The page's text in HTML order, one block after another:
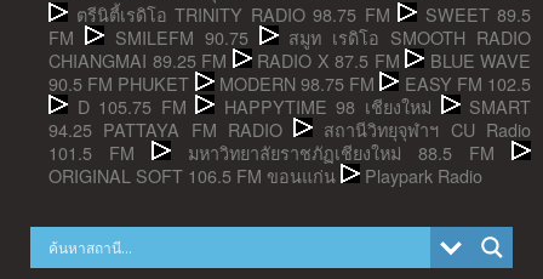
ตรีนิตี้เรดิโอ TRINITY RADIO 98.75 FM
SWEET 89.5
FM
SMILEFM 90.75
สมูท เรดิโอ SMOOTH RADIO
CHIANGMAI 89.25 FM
RADIO X 87.5 FM
BLUE WAVE
90.5 FM PHUKET
MODERN 98.75 FM
EASY FM 102.5
D 105.75 FM
HAPPYTIME 98 เชียงใหม่
SMART
94.25 PATTAYA FM RADIO
สถานีวิทยุจุฬาฯ CU Radio
101.5 FM
มหาวิทยาลัยราชภัฏเชียงใหม่ 88.5 FM
ORIGINAL SOFT 106.5 FM ขอนแก่น
Playpark Radio